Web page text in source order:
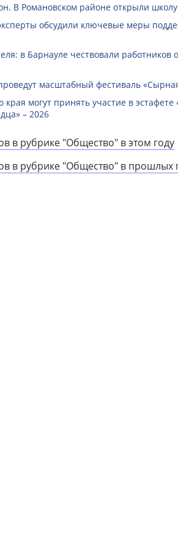
В Романовском районе открыли
обсудили ключевые меры
в Барнауле чествовали работников
масштабный фестиваль
края могут принять участие в эстафете
– 2026
в рубрике "Общество" в этом году
в рубрике "Общество" в прошлых